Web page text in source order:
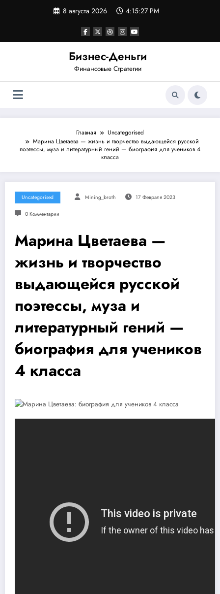
8 августа 2026 4:15:27 PM
Бизнес-Деньги
Финансовые Стратегии
Главная
Uncategorised
Марина Цветаева — жизнь и творчество выдающейся русской
поэтессы, муза и литературный гений — биография для учеников 4
класса
Uncategorised Mining_broth 17 Февраля 2023
0 Комментарии
Марина Цветаева —
жизнь и творчество
выдающейся русской
поэтессы, муза и
литературный гений —
биография для учеников
4 класса